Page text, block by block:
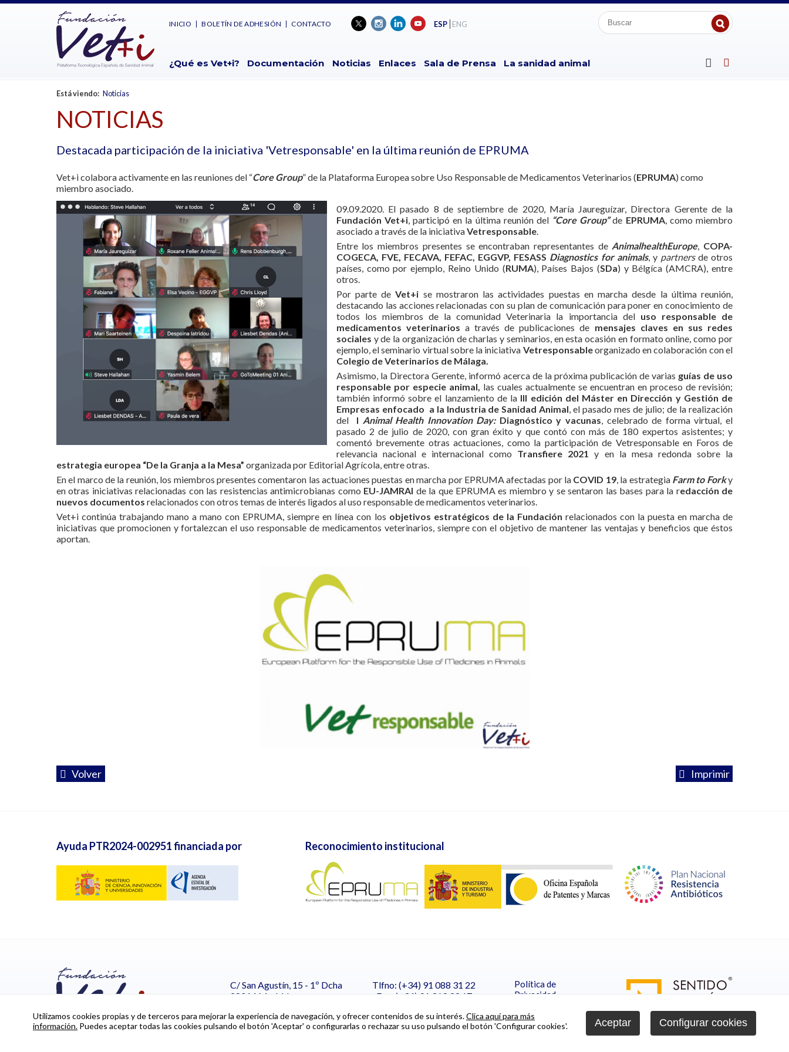
INICIO BOLETÍN DE ADHESIÓN CONTACTO ESP ENG
¿Qué es Vet+i? Documentación Noticias Enlaces Sala de Prensa La sanidad animal
Está viendo: Noticias
NOTICIAS
Destacada participación de la iniciativa 'Vetresponsable' en la última reunión de EPRUMA
Vet+i colabora activamente en las reuniones del “Core Group” de la Plataforma Europea sobre Uso Responsable de Medicamentos Veterinarios (EPRUMA) como
miembro asociado.
09.09.2020. El pasado 8 de septiembre de 2020, María Jaureguízar, Directora Gerente de la
Fundación Vet+i, participó en la última reunión del “Core Group”de EPRUMA, como miembro
asociado a través de la iniciativaVetresponsable.
Entre los miembros presentes se encontraban representantes de AnimalhealthEurope, COPA-
COGECA, FVE, FECAVA, FEFAC, EGGVP, FESASS Diagnostics for animals, y partners de otros
países, como por ejemplo, Reino Unido (RUMA), Países Bajos (SDa) y Bélgíca (AMCRA), entre
otros.
Por parte deVet+i se mostraron las actividades puestas en marcha desde la última reunión,
destacando las acciones relacionadas con su plan de comunicación para poner en conocimiento de
todos los miembros de la comunidad Veterinaria la importancia del uso responsable de
medicamentos veterinarios a través de publicaciones de mensajes claves en sus redes
sociales y de la organización de charlas y seminarios, en esta ocasión en formato online, como por
ejemplo, el seminario virtual sobre la iniciativa Vetresponsableorganizado en colaboración con el
Colegio de Veterinarios de Málaga.
Asimismo, la Directora Gerente, informó acerca de la próxima publicación de varias guías de uso
responsable por especie animal, las cuales actualmente se encuentran en proceso de revisión;
también informó sobre el lanzamiento de la III edición del Máster en Dirección y Gestión de
Empresas enfocado a la Industria de Sanidad Animal , el pasado mes de julio; de la realización
del I Animal Health Innovation Day:Diagnóstico y vacunas , celebrado de forma virtual, el
pasado 2 de julio de 2020, con gran éxito y que contó con más de 180 expertos asistentes; y
comentó brevemente otras actuaciones, como la participación de Vetresponsable en Foros de
relevancia nacional e internacional como Transfiere 2021
y en la mesa redonda sobre la
estrategia europea “De la Granja a la Mesa” organizada por Editorial Agrícola, entre otras.
En el marco de la reunión, los miembros presentes comentaron las actuaciones puestas en marcha por EPRUMA afectadas por la COVID 19, la estrategiaFarm to Forky
en otras iniciativas relacionadas con las resistencias antimicrobianas como EU-JAMRAI de la que EPRUMA es miembro y se sentaron las bases para la redacción de
nuevos documentos relacionados con otros temas de interés ligados al uso responsable de medicamentos veterinarios.
Vet+i continúa trabajando mano a mano con EPRUMA, siempre en línea con los objetivos estratégicos de la Fundación relacionados con la puesta en marcha de
iniciativas que promocionen y fortalezcan el uso responsable de medicamentos veterinarios, siempre con el objetivo de mantener las ventajas y beneficios que éstos
aportan.
Volver Imprimir
Ayuda PTR2024-002951 financiada por Reconocimiento institucional
C/ San Agustín, 15 - 1º Dcha
28014 Madrid
Tlfno: (+34) 91 088 31 22
Fax: (+34) 91 369 39 67
Política de
Privacidad
Configurar
cookies
Utilizamos cookies propias y de terceros para mejorar la experiencia de navegación, y ofrecer contenidos de su interés.Clica aquí para más
información. Puedes aceptar todas las cookies pulsando el botón 'Aceptar' o configurarlas o rechazar su uso pulsando el botón 'Configurar cookies'. Aceptar Configurar cookies